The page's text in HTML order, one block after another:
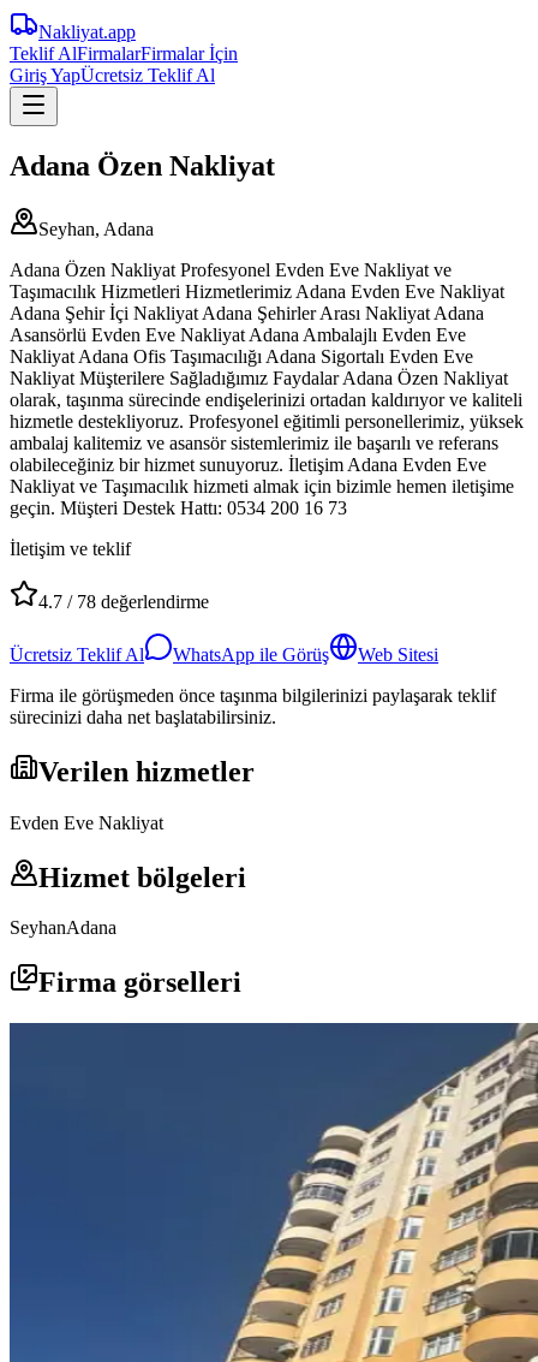
Nakliyat.app
Teklif AlFirmalarFirmalar İçin
Giriş YapÜcretsiz Teklif Al
Adana Özen Nakliyat
Seyhan, Adana
Adana Özen Nakliyat Profesyonel Evden Eve Nakliyat ve
Taşımacılık Hizmetleri Hizmetlerimiz Adana Evden Eve Nakliyat
Adana Şehir İçi Nakliyat Adana Şehirler Arası Nakliyat Adana
Asansörlü Evden Eve Nakliyat Adana Ambalajlı Evden Eve
Nakliyat Adana Ofis Taşımacılığı Adana Sigortalı Evden Eve
Nakliyat Müşterilere Sağladığımız Faydalar Adana Özen Nakliyat
olarak, taşınma sürecinde endişelerinizi ortadan kaldırıyor ve kaliteli
hizmetle destekliyoruz. Profesyonel eğitimli personellerimiz, yüksek
ambalaj kalitemiz ve asansör sistemlerimiz ile başarılı ve referans
olabileceğiniz bir hizmet sunuyoruz. İletişim Adana Evden Eve
Nakliyat ve Taşımacılık hizmeti almak için bizimle hemen iletişime
geçin. Müşteri Destek Hattı: 0534 200 16 73
İletişim ve teklif
4.7 / 78 değerlendirme
Ücretsiz Teklif Al WhatsApp ile Görüş
Web Sitesi
Firma ile görüşmeden önce taşınma bilgilerinizi paylaşarak teklif
sürecinizi daha net başlatabilirsiniz.
Verilen hizmetler
Evden Eve Nakliyat
Hizmet bölgeleri
SeyhanAdana
Firma görselleri